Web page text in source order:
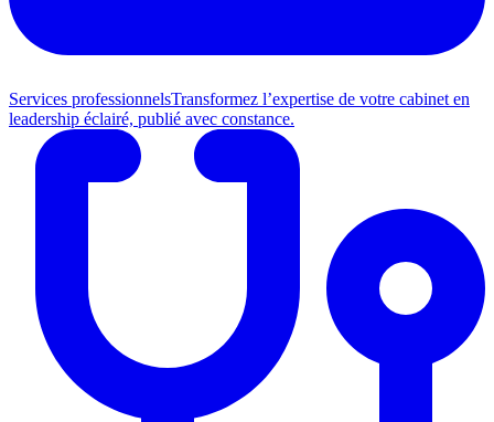
Services professionnelsTransformez l’expertise de votre cabinet en
leadership éclairé, publié avec constance.